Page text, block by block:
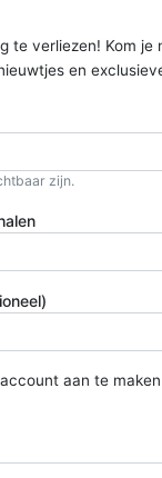
verliezen! Kom
en
zijn.
aan te